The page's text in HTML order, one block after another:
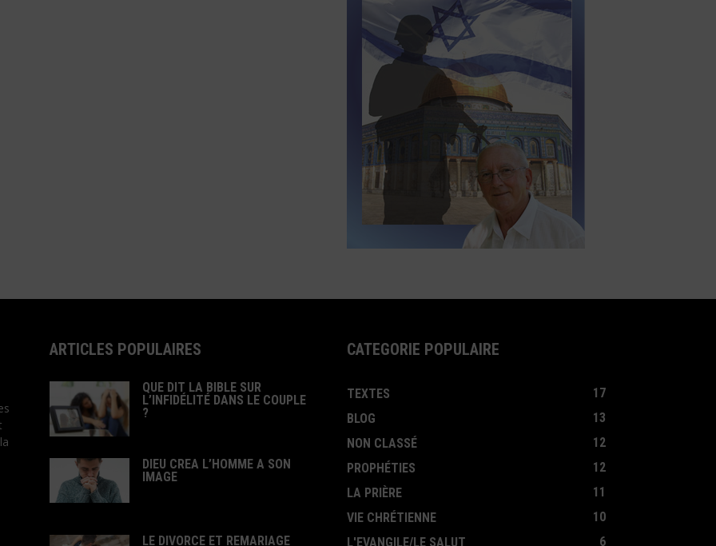
ARTICLES POPULAIRES
QUE DIT LA BIBLE SUR
L’INFIDÉLITÉ DANS LE COUPLE
?
DIEU CREA L’HOMME A SON
IMAGE
LE DIVORCE ET REMARIAGE
CATÉGORIE POPULAIRE
TEXTES
17
BLOG
13
NON CLASSÉ
12
PROPHÉTIES
12
LA PRIÈRE
11
VIE CHRÉTIENNE
10
L'EVANGILE/LE SALUT
6